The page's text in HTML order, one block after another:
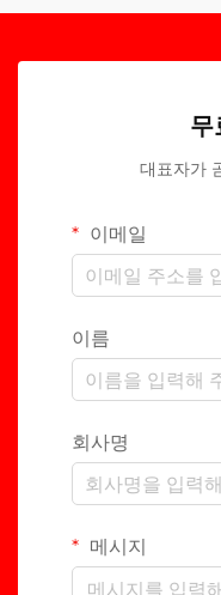
무
대표자가
이메일
이름
회사명
메시지